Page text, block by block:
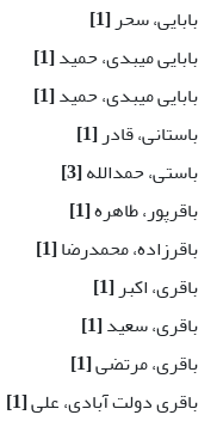
بابایی، سحر[1]
بابایی میبدی، حمید[1]
بابایی میبدی، حمید[1]
باستانی، قادر[1]
باستی، حمدالله[3]
باقرپور، طاهره[1]
باقرزاده، محمد‌رضا[1]
باقری، اکبر[1]
باقری، سعید[1]
باقری، مرتضی[1]
باقری دولت آبادی، علی[1]